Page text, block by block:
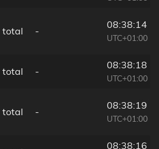
total -
08:38:14
UTC+01:00
total -
08:38:18
UTC+01:00
total -
08:38:19
UTC+01:00
08:38:16